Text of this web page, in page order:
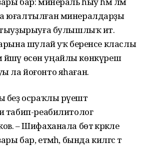
юғалтылған минералдарҙы
булышлыҡ итә.
шулай уҡ беренсе класлы
йәшәү өсөн уңайлы көнкүреш
ла йоғонто яһаған.
осраҡлы рәүештә
табип-реабилитолог
– Шифаханала бөтә кәрәкле
бар, етмәһә, бында килгәс тә